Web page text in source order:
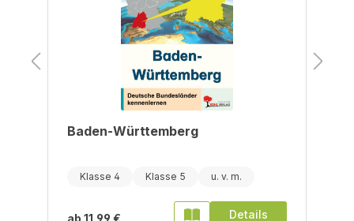
Baden-Württemberg
Klasse 4 Klasse 5
ab 11,99 € Details